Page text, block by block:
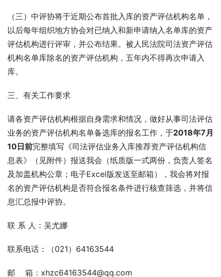
（三）中评协将于近期公布首批入库的资产评估机构名单，
以后每年组织地方协会对已纳入和新申请纳入名单库的资产
评估机构进行评审，并公布结果。被人民法院司法资产评估
机构名单库除名的资产评估机构，五年内不得再次申请入
库。
三、有关工作要求
请各资产评估机构根据自身需求和情况，做好从事司法评估
业务的资产评估机构名单备选库的报名工作，于2018年7月
10日前完整填写《司法评估业务入库推荐资产评估机构信
息表》（见附件）报送我会（纸质版一式两份，负责人签名
及加盖机构公章；电子Excel版发送至邮箱），我会将对报
名的资产评估机构是否符合报名条件进行核查筛选，并将信
息汇总报中评协。
联 系 人：吴尤娜
联系电话：（021）64163544
邮    箱：xhzc64163544@qq.com